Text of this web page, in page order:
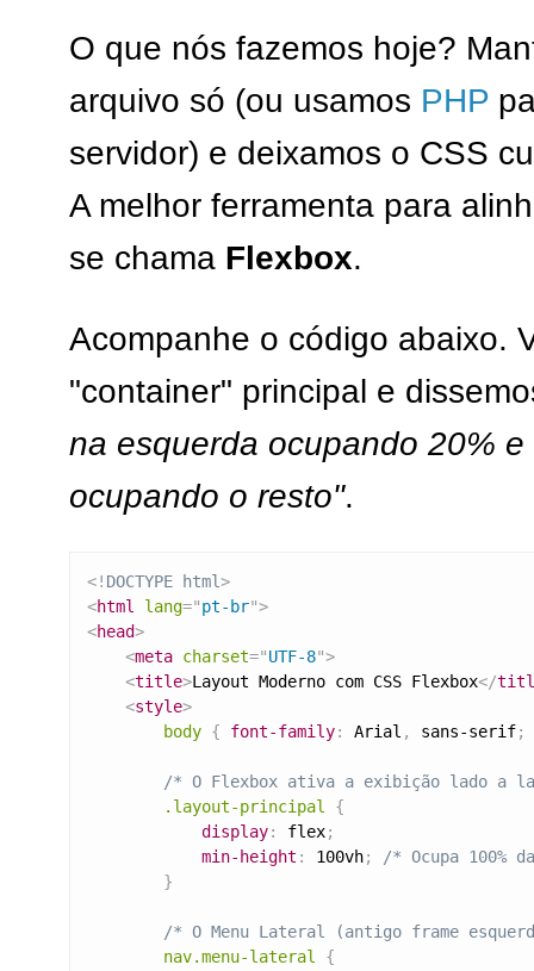
O que nós fazemos hoje?
arquivo só (ou usamos PHP
servidor) e deixamos o CSS
A melhor ferramenta para
se chama Flexbox.
Acompanhe o código abaixo.
"container" principal e
na esquerda ocupando 20%
ocupando o resto".
<! DOCTYPE html>
<html lang="pt-br">
<head>
<meta charset="UTF-8">
<title>Layout Moderno com CSS Flexbox</
<style>
body { font-family: Arial , sans-serif;
/* O Flexbox ativa a exibição lado a
.layout-principal
{
display: flex;
min-height : 100vh;
/* Ocupa 100%
}
/* O Menu Lateral (antigo frame
nav.menu-lateral
{